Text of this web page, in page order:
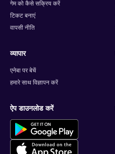
गेम को कैसे सक्रिय करें
टिकट बनाएं
वापसी नीति
व्यापार
एनेबा पर बेचें
हमारे साथ विज्ञापन करें
ऐप डाउनलोड करें